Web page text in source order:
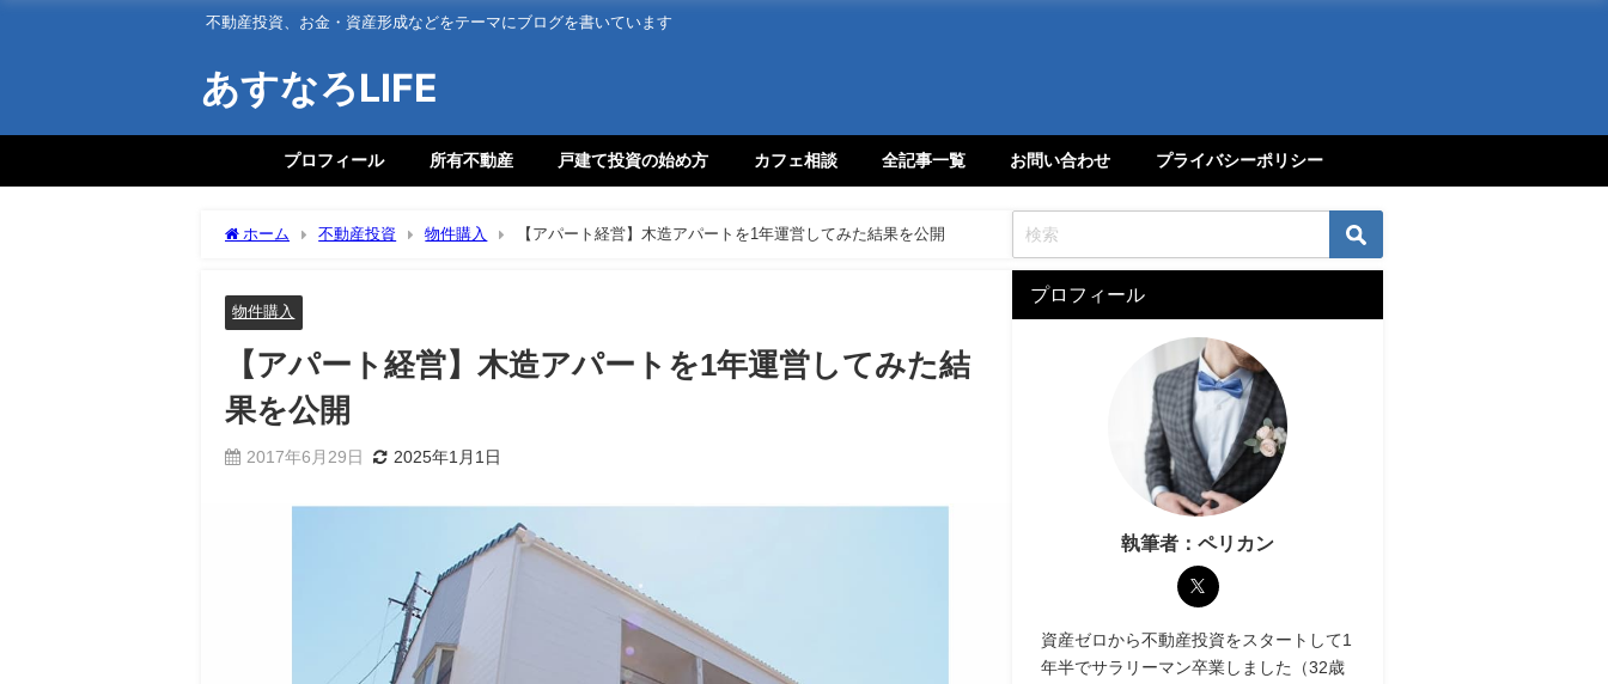
不動産投資、お金・資産形成などをテーマにブログを書いています
あすなろLIFE
プロフィール 所有不動産 戸建て投資の始め方 カフェ相談 全記事一覧 お問い合わせ プライバシーポリシー
ホーム 不動産投資 物件購入 【アパート経営】木造アパートを1年運営してみた結果を公開
物件購入
【アパート経営】木造アパートを1年運営してみた結
果を公開
2017年6月29日 2025年1月1日
プロフィール
執筆者：ペリカン
資産ゼロから不動産投資をスタートして1
年半でサラリーマン卒業しました（32歳